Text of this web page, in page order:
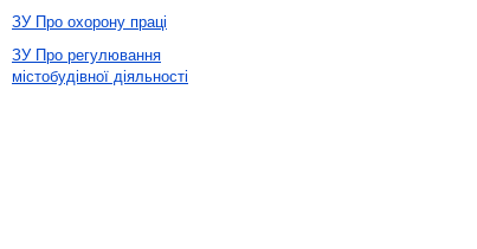
ЗУ Про охорону праці
ЗУ Про регулювання
містобудівної діяльності